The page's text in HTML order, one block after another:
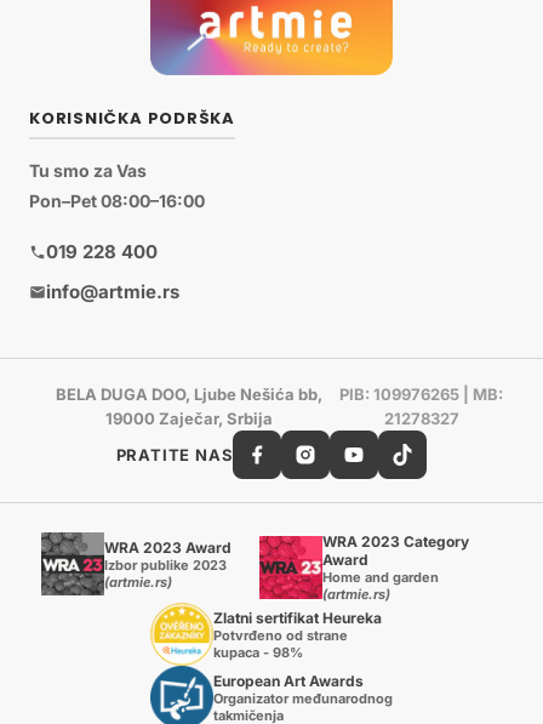
KORISNIČKA PODRŠKA
Tu smo za Vas
Pon–Pet 08:00–16:00
019 228 400
info@artmie.rs
BELA DUGA DOO, Ljube Nešića bb,
19000 Zaječar, Srbija
PIB: 109976265 | MB:
21278327
PRATITE NAS
WRA 2023 Award
Izbor publike 2023
(artmie.rs)
WRA 2023 Category
Award
Home and garden
(artmie.rs)
Zlatni sertifikat Heureka
Potvrđeno od strane
kupaca - 98%
European Art Awards
Organizator međunarodnog
takmičenja